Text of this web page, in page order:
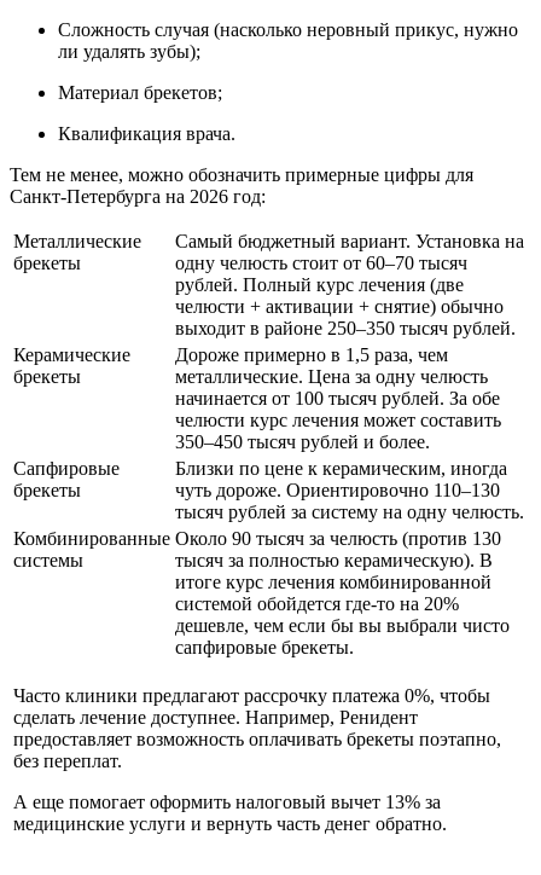
Сложность случая (насколько неровный прикус, нужно
ли удалять зубы);
Материал брекетов;
Квалификация врача.
Тем не менее, можно обозначить примерные цифры для
Санкт-Петербурга на 2026 год:
Металлические
брекеты
Самый бюджетный вариант. Установка на
одну челюсть стоит от 60–70 тысяч
рублей. Полный курс лечения (две
челюсти + активации + снятие) обычно
выходит в районе 250–350 тысяч рублей.
Керамические
брекеты
Дороже примерно в 1,5 раза, чем
металлические. Цена за одну челюсть
начинается от 100 тысяч рублей. За обе
челюсти курс лечения может составить
350–450 тысяч рублей и более.
Сапфировые
брекеты
Близки по цене к керамическим, иногда
чуть дороже. Ориентировочно 110–130
тысяч рублей за систему на одну челюсть.
Комбинированные
системы
Около 90 тысяч за челюсть (против 130
тысяч за полностью керамическую). В
итоге курс лечения комбинированной
системой обойдется где-то на 20%
дешевле, чем если бы вы выбрали чисто
сапфировые брекеты.
Часто клиники предлагают рассрочку платежа 0%, чтобы
сделать лечение доступнее. Например, Ренидент
предоставляет возможность оплачивать брекеты поэтапно,
без переплат.
А еще помогает оформить налоговый вычет 13% за
медицинские услуги и вернуть часть денег обратно.